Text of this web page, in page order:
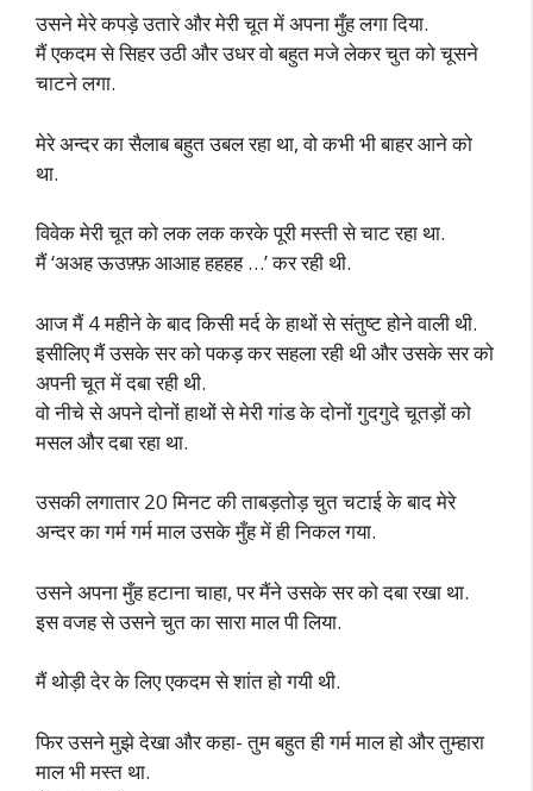
उसने मेरे कपड़े उतारे और मेरी चूत में अपना मुँह लगा दिया.
मैं एकदम से सिहर उठी और उधर वो बहुत मजे लेकर चुत को चूसने
चाटने लगा.
मेरे अन्दर का सैलाब बहुत उबल रहा था, वो कभी भी बाहर आने को
था.
विवेक मेरी चूत को लक लक करके पूरी मस्ती से चाट रहा था.
मैं ‘अअह ऊउफ़्फ़ आआह हहहह …’ कर रही थी.
आज मैं 4 महीने के बाद किसी मर्द के हाथों से संतुष्ट होने वाली थी.
इसीलिए मैं उसके सर को पकड़ कर सहला रही थी और उसके सर को
अपनी चूत में दबा रही थी.
वो नीचे से अपने दोनों हाथों से मेरी गांड के दोनों गुदगुदे चूतड़ों को
मसल और दबा रहा था.
उसकी लगातार 20 मिनट की ताबड़तोड़ चुत चटाई के बाद मेरे
अन्दर का गर्म गर्म माल उसके मुँह में ही निकल गया.
उसने अपना मुँह हटाना चाहा, पर मैंने उसके सर को दबा रखा था.
इस वजह से उसने चुत का सारा माल पी लिया.
मैं थोड़ी देर के लिए एकदम से शांत हो गयी थी.
फिर उसने मुझे देखा और कहा- तुम बहुत ही गर्म माल हो और तुम्हारा
माल भी मस्त था.